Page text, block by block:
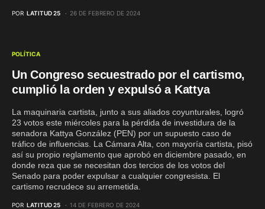
POR LATITUD 25 26 DE FEBRERO DE 2024
POLÍTICA
Un Congreso secuestrado por el cartismo,
cumplió la orden y expulsó a Kattya
La maquinaria cartista, junto a sus aliados coyunturales, logró
23 votos este miércoles para la pérdida de investidura de la
senadora Kattya González (PEN) por un supuesto caso de
tráfico de influencias. La Cámara Alta, con mayoría cartista, pisó
así su propio reglamento que aprobó en diciembre pasado, en
donde reza que se necesitan dos tercios de los votos del
Senado para poder expulsar a cualquier congresista. El
cartismo recrudece su arremetida.
POR LATITUD 25 14 DE FEBRERO DE 2024